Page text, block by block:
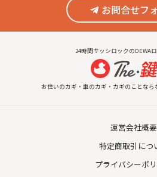
お問合せフ
24時間サッシロックのDEWA
お住いのカギ・車のカギ・カギのことなら
運営会社概要
特定商取引につ
プライバシーポ